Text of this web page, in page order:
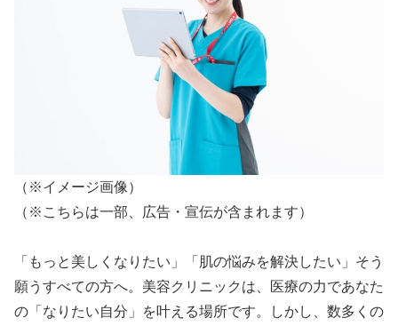
（※イメージ画像）
（※こちらは一部、広告・宣伝が含まれます）
「もっと美しくなりたい」「肌の悩みを解決したい」そう
願うすべての方へ。美容クリニックは、医療の力であなた
の「なりたい自分」を叶える場所です。しかし、数多くの